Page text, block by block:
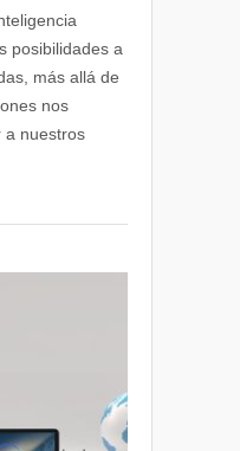
para
pequeño-
gran
comercio
y
posibilidades a
más allá de
nos
a nuestros